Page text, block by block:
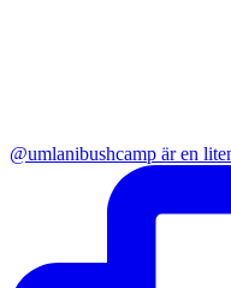
@umlanibushcamp är en